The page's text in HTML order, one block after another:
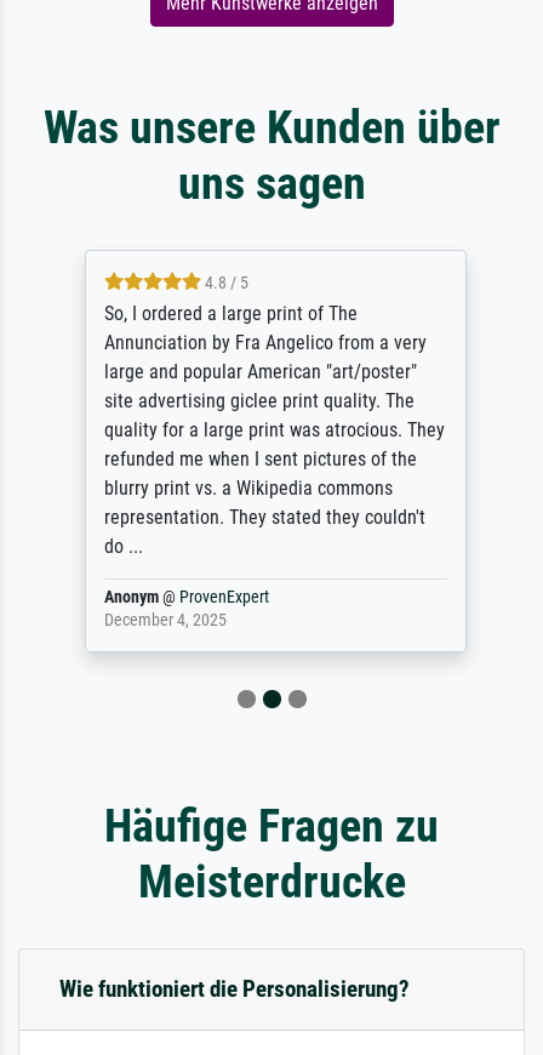
Was unsere Kunden über
uns sagen
4.8 / 5
So, I ordered a large print of The
Annunciation by Fra Angelico from a very
large and popular American "art/poster"
site advertising giclee print quality. The
quality for a large print was atrocious. They
refunded me when I sent pictures of the
blurry print vs. a Wikipedia commons
representation. They stated they couldn't
do ...
Anonym@ ProvenExpert
December 4, 2025
Häufige Fragen zu
Meisterdrucke
Wie funktioniert die Personalisierung?